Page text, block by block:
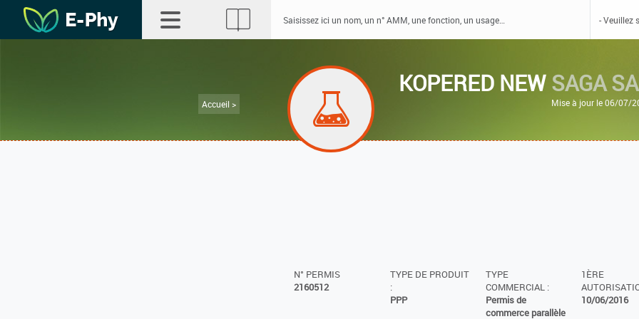
Accueil >
KOPERED NEWSAGA
Mise à jour le 06/07/
N° PERMIS
2160512
TYPE DE PRODUIT
:
PPP
TYPE
COMMERCIAL :
Permis de
commerce parallèle
1ÈRE
10/06/2016